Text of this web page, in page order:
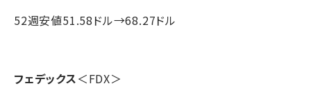
52週安値51.58ドル→68.27ドル
フェデックス＜FDX＞